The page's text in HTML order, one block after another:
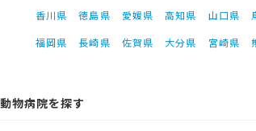
香川県 徳島県 愛媛県 高知県 山口県
福岡県 長崎県 佐賀県 大分県 宮崎県
物病院を探す